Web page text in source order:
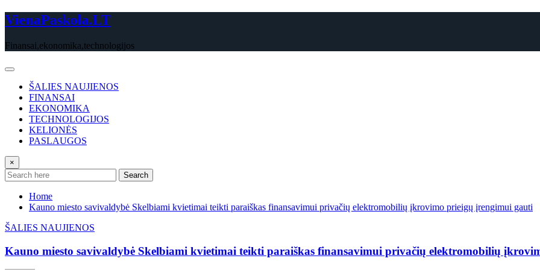
Skip
to
VienaPaskola.LT
Finansai,ekonomika,technologijos
ŠALIES NAUJIENOS
FINANSAI
EKONOMIKA
TECHNOLOGIJOS
KELIONĖS
PASLAUGOS
×
Search
Home
Kauno miesto savivaldybė Skelbiami kvietimai teikti paraiškas finansavimui privačių elektromobilių įkrovimo prieigų įrengimui gauti
ŠALIES NAUJIENOS
Kauno miesto savivaldybė Skelbiami kvietimai teikti paraiškas finansavimui privačių elektromobilių